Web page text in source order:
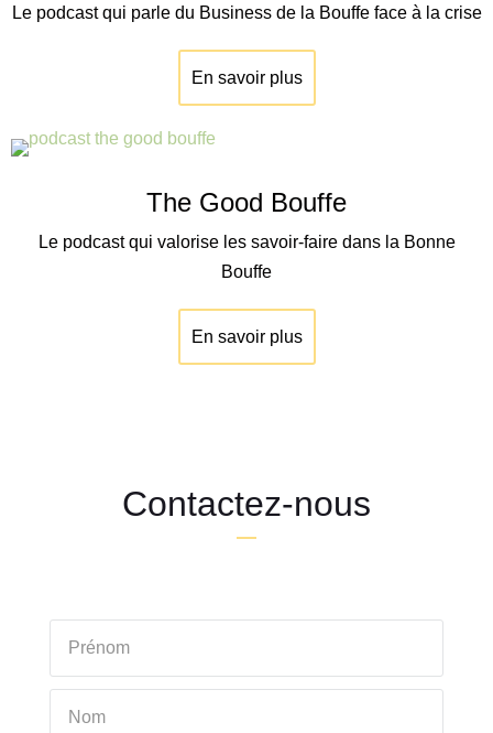
Le podcast qui parle du Business de la Bouffe face à la crise
En savoir plus
The Good Bouffe
Le podcast qui valorise les savoir-faire dans la Bonne
Bouffe
En savoir plus
Contactez-nous